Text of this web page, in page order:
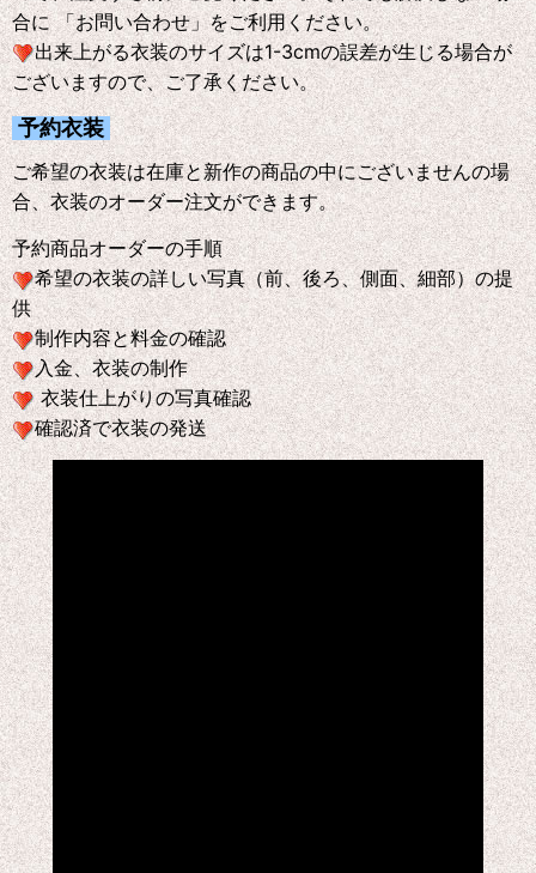
合に 「お問い合わせ」をご利用ください。
出来上がる衣装のサイズは1-3cmの誤差が生じる場合が
ございますので、ご了承ください。
予約衣装
ご希望の衣装は在庫と新作の商品の中にございませんの場
合、衣装のオーダー注文ができます。
予約商品オーダーの手順
希望の衣装の詳しい写真（前、後ろ、側面、細部）の提
供
制作内容と料金の確認
入金、衣装の制作
衣装仕上がりの写真確認
確認済で衣装の発送